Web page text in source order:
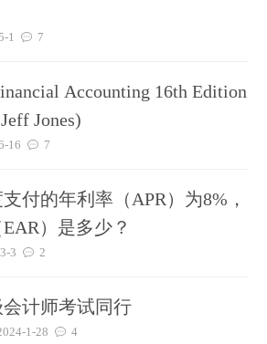
1 7
Accounting 16th Edition
Jones)
16 7
付的年利率（APR）为8%，
）是多少？
3 2
计师考试同行
1-28 4